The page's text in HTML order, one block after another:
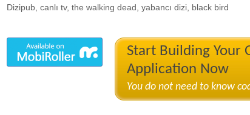
Dizipub, canlı tv, the walking dead, yabancı dizi, black bird
Start Building Your
Application Now
You do not need to know